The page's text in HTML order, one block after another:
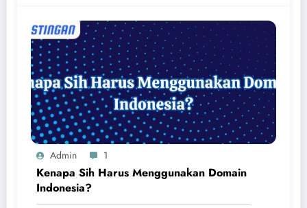
Admin 1
Kenapa Sih Harus Menggunakan Domain
Indonesia?